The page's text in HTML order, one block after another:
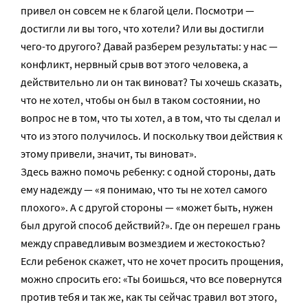
привел он совсем не к благой цели. Посмотри —
достигли ли вы того, что хотели? Или вы достигли
чего-то другого? Давай разберем результаты: у нас —
конфликт, нервный срыв вот этого человека, а
действительно ли он так виноват? Ты хочешь сказать,
что не хотел, чтобы он был в таком состоянии, но
вопрос не в том, что ты хотел, а в том, что ты сделал и
что из этого получилось. И поскольку твои действия к
этому привели, значит, ты виноват».
Здесь важно помочь ребенку: с одной стороны, дать
ему надежду — «я понимаю, что ты не хотел самого
плохого». А с другой стороны — «может быть, нужен
был другой способ действий?». Где он перешел грань
между справедливым возмездием и жестокостью?
Если ребенок скажет, что не хочет просить прощения,
можно спросить его: «Ты боишься, что все повернутся
против тебя и так же, как ты сейчас травил вот этого,